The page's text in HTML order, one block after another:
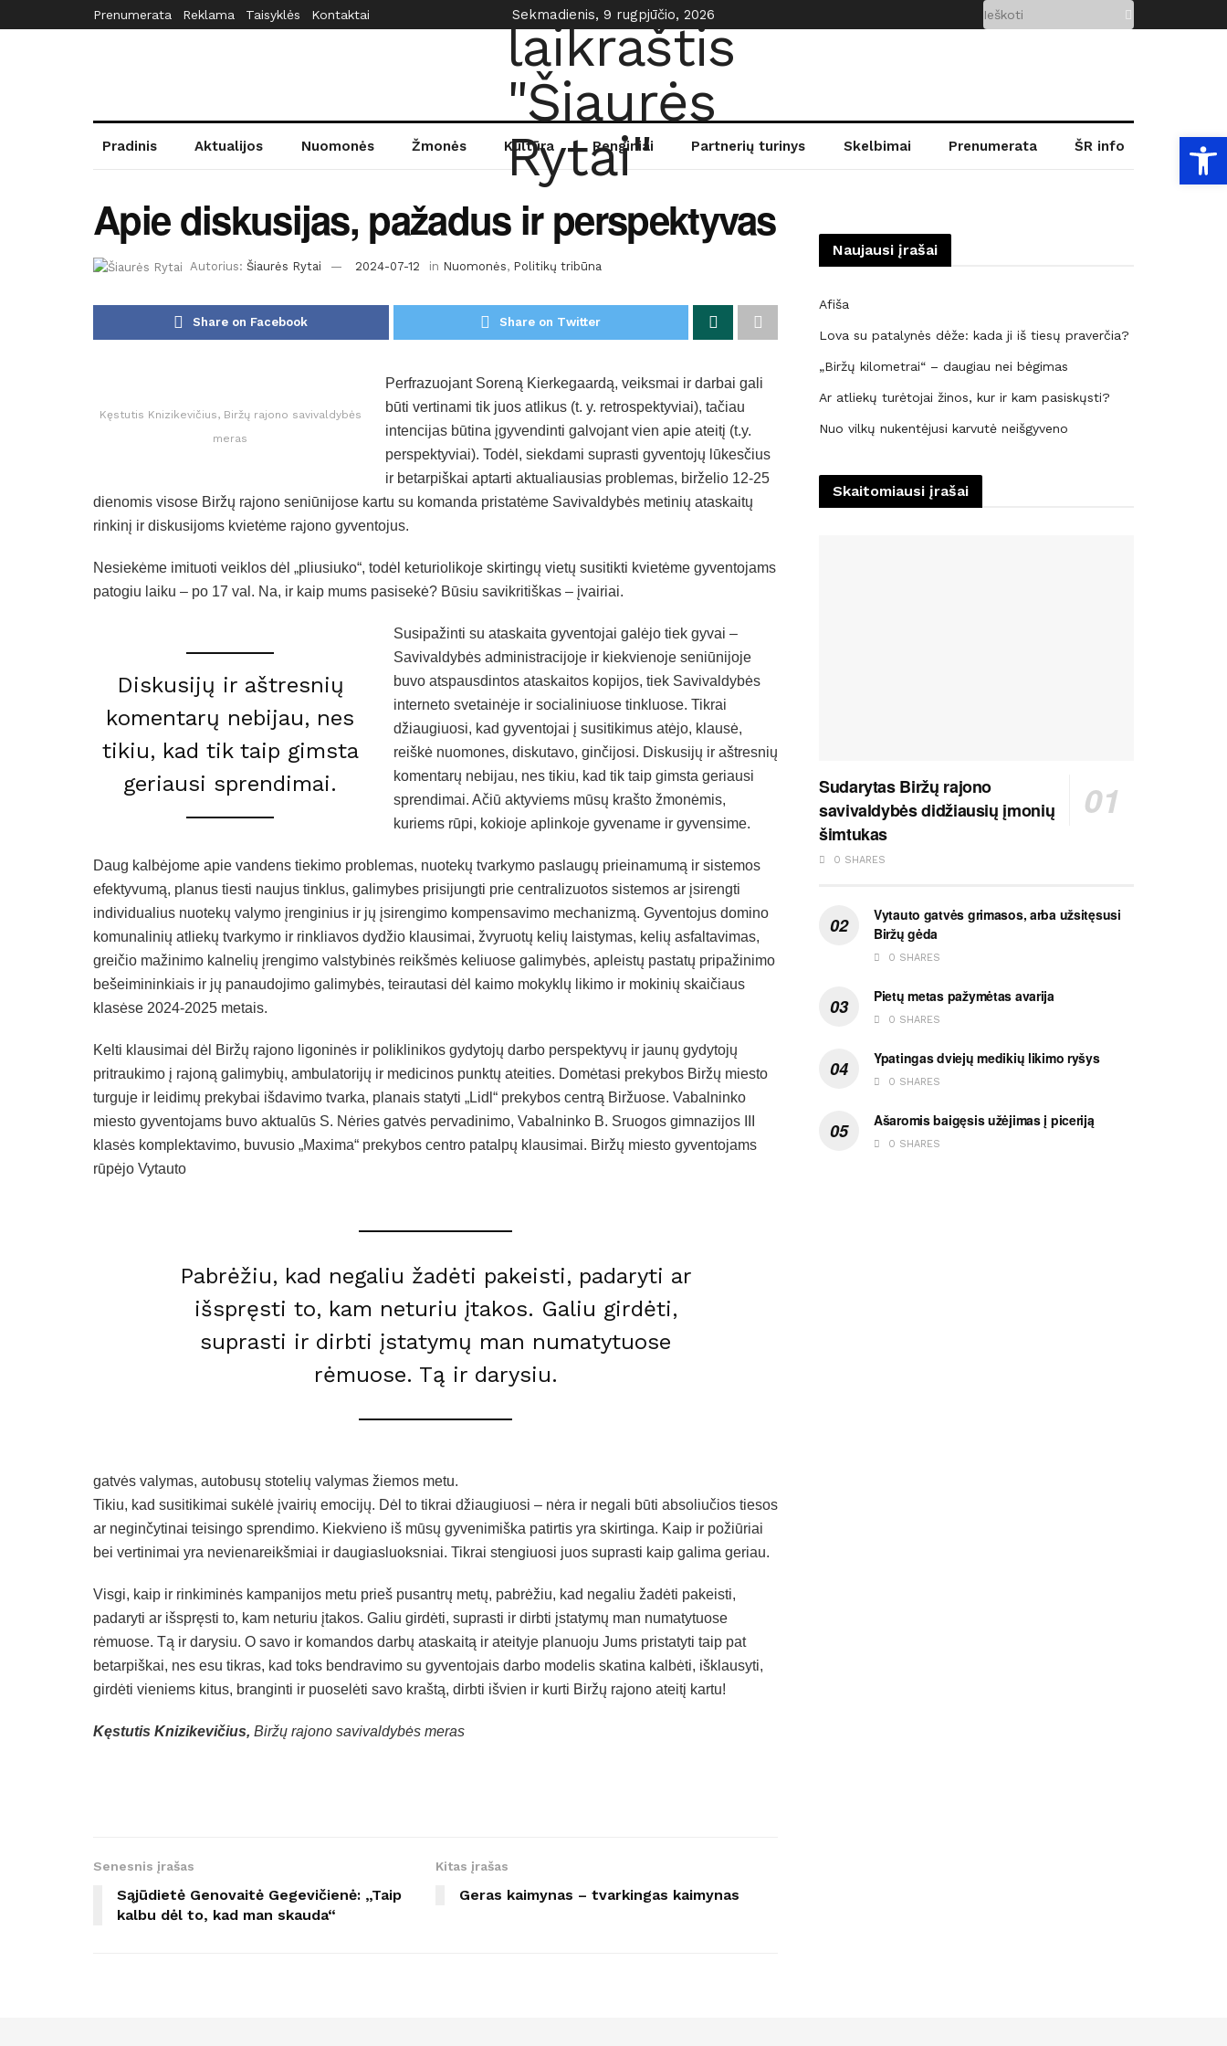
Prenumerata Reklama Taisyklės Kontaktai Sekmadienis, 9 rugpjūčio, 2026
Pradinis Aktualijos Nuomonės Žmonės Kultūra Renginiai Partnerių turinys Skelbimai Prenumerata ŠR info
Apie diskusijas, pažadus ir perspektyvas
Autorius: Šiaurės Rytai 2024-07-12 in Nuomonės, Politikų tribūna
Share on Facebook Share on Twitter
Kęstutis Knizikevičius, Biržų rajono savivaldybės
meras
Perfrazuojant Soreną Kierkegaardą, veiksmai ir darbai gali
būti vertinami tik juos atlikus (t. y. retrospektyviai), tačiau
intencijas būtina įgyvendinti galvojant vien apie ateitį (t.y.
perspektyviai). Todėl, siekdami suprasti gyventojų lūkesčius
ir betarpiškai aptarti aktualiausias problemas, birželio 12-25
dienomis visose Biržų rajono seniūnijose kartu su komanda pristatėme Savivaldybės metinių ataskaitų
rinkinį ir diskusijoms kvietėme rajono gyventojus.
Nesiekėme imituoti veiklos dėl „pliusiuko“, todėl keturiolikoje skirtingų vietų susitikti kvietėme gyventojams
patogiu laiku – po 17 val. Na, ir kaip mums pasisekė? Būsiu savikritiškas – įvairiai.
Diskusijų ir aštresnių
komentarų nebijau, nes
tikiu, kad tik taip gimsta
geriausi sprendimai.
Susipažinti su ataskaita gyventojai galėjo tiek gyvai –
Savivaldybės administracijoje ir kiekvienoje seniūnijoje
buvo atspausdintos ataskaitos kopijos, tiek Savivaldybės
interneto svetainėje ir socialiniuose tinkluose. Tikrai
džiaugiuosi, kad gyventojai į susitikimus atėjo, klausė,
reiškė nuomones, diskutavo, ginčijosi. Diskusijų ir aštresnių
komentarų nebijau, nes tikiu, kad tik taip gimsta geriausi
sprendimai. Ačiū aktyviems mūsų krašto žmonėmis,
kuriems rūpi, kokioje aplinkoje gyvename ir gyvensime.
Daug kalbėjome apie vandens tiekimo problemas, nuotekų tvarkymo paslaugų prieinamumą ir sistemos
efektyvumą, planus tiesti naujus tinklus, galimybes prisijungti prie centralizuotos sistemos ar įsirengti
individualius nuotekų valymo įrenginius ir jų įsirengimo kompensavimo mechanizmą. Gyventojus domino
komunalinių atliekų tvarkymo ir rinkliavos dydžio klausimai, žvyruotų kelių laistymas, kelių asfaltavimas,
greičio mažinimo kalnelių įrengimo valstybinės reikšmės keliuose galimybės, apleistų pastatų pripažinimo
bešeimininkiais ir jų panaudojimo galimybės, teirautasi dėl kaimo mokyklų likimo ir mokinių skaičiaus
klasėse 2024-2025 metais.
Kelti klausimai dėl Biržų rajono ligoninės ir poliklinikos gydytojų darbo perspektyvų ir jaunų gydytojų
pritraukimo į rajoną galimybių, ambulatorijų ir medicinos punktų ateities. Domėtasi prekybos Biržų miesto
turguje ir leidimų prekybai išdavimo tvarka, planais statyti „Lidl“ prekybos centrą Biržuose. Vabalninko
miesto gyventojams buvo aktualūs S. Nėries gatvės pervadinimo, Vabalninko B. Sruogos gimnazijos III
klasės komplektavimo, buvusio „Maxima“ prekybos centro patalpų klausimai. Biržų miesto gyventojams
rūpėjo Vytauto
Pabrėžiu, kad negaliu žadėti pakeisti, padaryti ar
išspręsti to, kam neturiu įtakos. Galiu girdėti,
suprasti ir dirbti įstatymų man numatytuose
rėmuose. Tą ir darysiu.
gatvės valymas, autobusų stotelių valymas žiemos metu.
Tikiu, kad susitikimai sukėlė įvairių emocijų. Dėl to tikrai džiaugiuosi – nėra ir negali būti absoliučios tiesos
ar neginčytinai teisingo sprendimo. Kiekvieno iš mūsų gyvenimiška patirtis yra skirtinga. Kaip ir požiūriai
bei vertinimai yra nevienareikšmiai ir daugiasluoksniai. Tikrai stengiuosi juos suprasti kaip galima geriau.
Visgi, kaip ir rinkiminės kampanijos metu prieš pusantrų metų, pabrėžiu, kad negaliu žadėti pakeisti,
padaryti ar išspręsti to, kam neturiu įtakos. Galiu girdėti, suprasti ir dirbti įstatymų man numatytuose
rėmuose. Tą ir darysiu. O savo ir komandos darbų ataskaitą ir ateityje planuoju Jums pristatyti taip pat
betarpiškai, nes esu tikras, kad toks bendravimo su gyventojais darbo modelis skatina kalbėti, išklausyti,
girdėti vieniems kitus, branginti ir puoselėti savo kraštą, dirbti išvien ir kurti Biržų rajono ateitį kartu!
Kęstutis Knizikevičius, Biržų rajono savivaldybės meras
Senesnis įrašas
Sąjūdietė Genovaitė Gegevičienė: „Taip
kalbu dėl to, kad man skauda“
Kitas įrašas
Geras kaimynas – tvarkingas kaimynas
Naujausi įrašai
Afiša
Lova su patalynės dėže: kada ji iš tiesų praverčia?
„Biržų kilometrai“ – daugiau nei bėgimas
Ar atliekų turėtojai žinos, kur ir kam pasiskųsti?
Nuo vilkų nukentėjusi karvutė neišgyveno
Skaitomiausi įrašai
Sudarytas Biržų rajono
savivaldybės didžiausių įmonių
šimtukas
0 SHARES
Vytauto gatvės grimasos, arba užsitęsusi
Biržų gėda
0 SHARES
Pietų metas pažymėtas avarija
0 SHARES
Ypatingas dviejų medikių likimo ryšys
0 SHARES
Ašaromis baigęsis užėjimas į piceriją
0 SHARES